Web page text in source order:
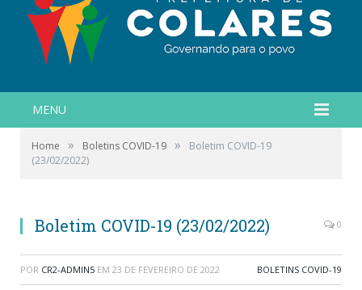
MENU
Home » Boletins COVID-19 »
Boletim COVID-19
(23/02/2022)
Boletim COVID-19 (23/02/2022) 0
POR CR2-ADMIN5 EM 23 DE FEVEREIRO DE 2022 BOLETINS COVID-19